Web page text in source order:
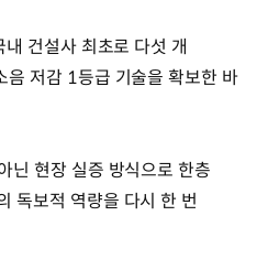
건설사 최초로 다섯 개
음 저감 1등급 기술을 확보한 바
닌 현장 실증 방식으로 한층
독보적 역량을 다시 한 번